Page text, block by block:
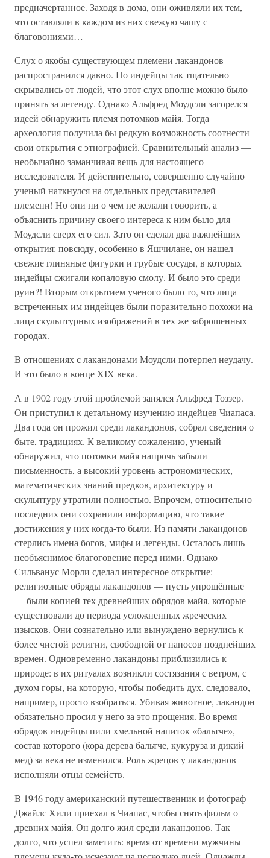
предначертанное. Заходя в дома, они оживляли их тем,
что оставляли в каждом из них свежую чашу с
благовониями…
Слух о якобы существующем племени лакандонов
распространился давно. Но индейцы так тщательно
скрывались от людей, что этот слух вполне можно было
принять за легенду. Однако Альфред Моудсли загорелся
идеей обнаружить племя потомков майя. Тогда
археология получила бы редкую возможность соотнести
свои открытия с этнографией. Сравнительный анализ —
необычайно заманчивая вещь для настоящего
исследователя. И действительно, совершенно случайно
ученый наткнулся на отдельных представителей
племени! Но они ни о чем не желали говорить, а
объяснить причину своего интереса к ним было для
Моудсли сверх его сил. Зато он сделал два важнейших
открытия: повсюду, особенно в Яшчилане, он нашел
свежие глиняные фигурки и грубые сосуды, в которых
индейцы сжигали копаловую смолу. И было это среди
руин?! Вторым открытием ученого было то, что лица
встреченных им индейцев были поразительно похожи на
лица скульптурных изображений в тех же заброшенных
городах.
В отношениях с лакандонами Моудсли потерпел неудачу.
И это было в конце XIX века.
А в 1902 году этой проблемой занялся Альфред Тоззер.
Он приступил к детальному изучению индейцев Чиапаса.
Два года он прожил среди лакандонов, собрал сведения о
быте, традициях. К великому сожалению, ученый
обнаружил, что потомки майя напрочь забыли
письменность, а высокий уровень астрономических,
математических знаний предков, архитектуру и
скульптуру утратили полностью. Впрочем, относительно
последних они сохранили информацию, что такие
достижения у них когда-то были. Из памяти лакандонов
стерлись имена богов, мифы и легенды. Осталось лишь
необъяснимое благоговение перед ними. Однако
Сильванус Морли сделал интересное открытие:
религиозные обряды лакандонов — пусть упрощённые
— были копией тех древнейших обрядов майя, которые
существовали до периода усложненных жреческих
изысков. Они сознательно или вынуждено вернулись к
более чистой религии, свободной от наносов позднейших
времен. Одновременно лакандоны приблизились к
природе: в их ритуалах возникли состязания с ветром, с
духом горы, на которую, чтобы победить дух, следовало,
например, просто взобраться. Убивая животное, лакандон
обязательно просил у него за это прощения. Во время
обрядов индейцы пили хмельной напиток «бальтче»,
состав которого (кора дерева бальтче, кукуруза и дикий
мед) за века не изменился. Роль жрецов у лакандонов
исполняли отцы семейств.
В 1946 году американский путешественник и фотограф
Джайлс Хили приехал в Чиапас, чтобы снять фильм о
древних майя. Он долго жил среди лакандонов. Так
долго, что успел заметить: время от времени мужчины